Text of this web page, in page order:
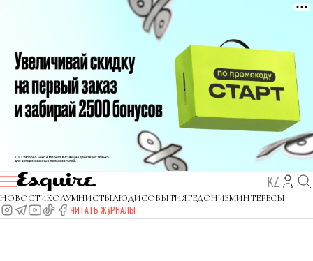
KZ
НОВОСТИКОЛУМНИСТЫЛЮДИСОБЫТИЯГЕДОНИЗМИНТЕРЕСЫ
ЧИТАТЬ ЖУРНАЛЫ